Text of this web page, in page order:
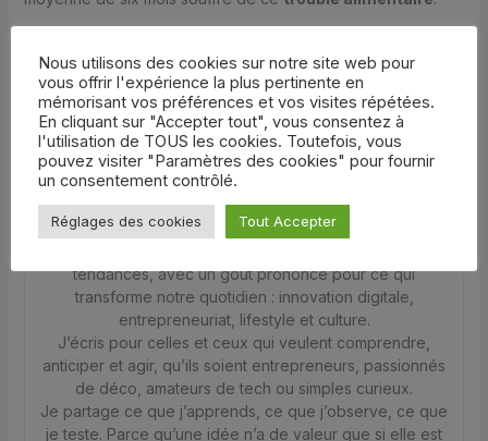
Ed
tendances, avec un goût prononcé pour ce qui
transforme notre quotidien : innovation digitale,
entrepreneuriat, lifestyle et culture.
J’écris pour celles et ceux qui veulent comprendre,
anticiper et agir, qu’ils soient entrepreneurs, passionnés
de déco, amateurs de tech ou simples curieux.
Je partage ce que j’apprends, ce que j’observe, ce que
je teste. Parce qu’une idée n’a de valeur que si elle est
Nous utilisons des cookies sur notre site web pour
vous offrir l'expérience la plus pertinente en
mémorisant vos préférences et vos visites répétées.
En cliquant sur "Accepter tout", vous consentez à
l'utilisation de TOUS les cookies. Toutefois, vous
pouvez visiter "Paramètres des cookies" pour fournir
un consentement contrôlé.
Réglages des cookies Tout Accepter